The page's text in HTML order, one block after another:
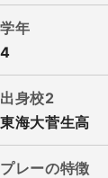
学年
4
出身校2
東海大菅生高
プレーの特徴